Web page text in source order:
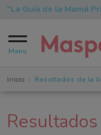
"La Guía de la Mamá
Menu
Inicio Resultados de la